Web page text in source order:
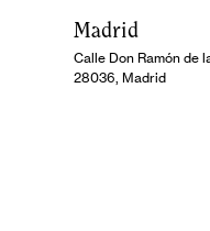
Madrid
Calle Don Ramón de
28036, Madrid